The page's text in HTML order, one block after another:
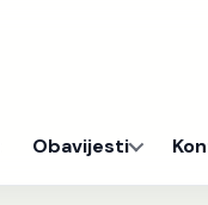
Obavijesti